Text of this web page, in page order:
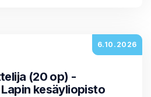
6.10.2026
(20 op) -
kesäyliopisto